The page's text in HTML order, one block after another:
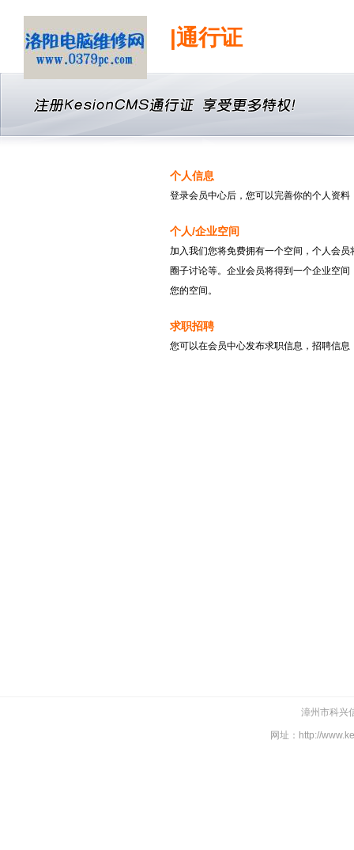
|通行证
个人信息
登录会员中心后，您可以完善你的个人资
个人/企业空间
加入我们您将免费拥有一个空间，个人会
圈子讨论等。企业会员将得到一个企业空
您的空间。
求职招聘
您可以在会员中心发布求职信息，招聘信
漳州市科兴
网址：http://